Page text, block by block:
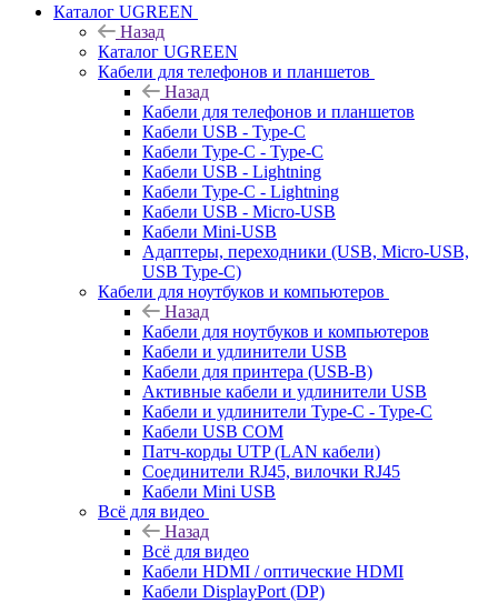
Каталог UGREEN
Назад
Каталог UGREEN
Кабели для телефонов и планшетов
Назад
Кабели для телефонов и планшетов
Кабели USB - Type-C
Кабели Type-C - Type-C
Кабели USB - Lightning
Кабели Type-C - Lightning
Кабели USB - Micro-USB
Кабели Mini-USB
Адаптеры, переходники (USB, Micro-USB,
USB Type-C)
Кабели для ноутбуков и компьютеров
Назад
Кабели для ноутбуков и компьютеров
Кабели и удлинители USB
Кабели для принтера (USB-B)
Активные кабели и удлинители USB
Кабели и удлинители Type-C - Type-C
Кабели USB COM
Патч-корды UTP (LAN кабели)
Соединители RJ45, вилочки RJ45
Кабели Mini USB
Всё для видео
Назад
Всё для видео
Кабели HDMI / оптические HDMI
Кабели DisplayPort (DP)